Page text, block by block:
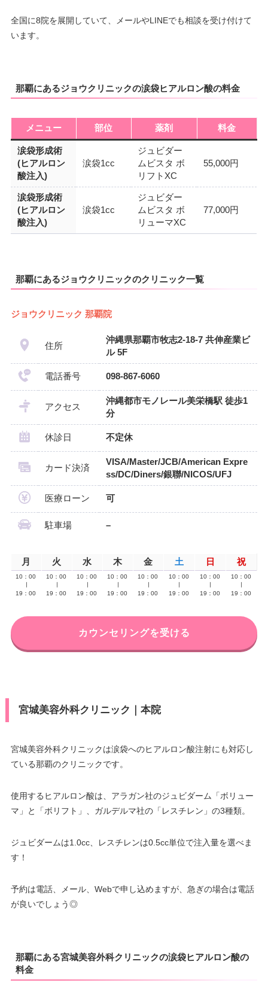
全国に8院を展開していて、メールやLINEでも相談を受け付けて
います。
那覇にあるジョウクリニックの涙袋ヒアルロン酸の料金
メニュー 部位 薬剤 料金
涙袋形成術
(ヒアルロン
酸注入)
涙袋1cc
ジュビダー
ムビスタ ボ
リフトXC
55,000円
涙袋形成術
(ヒアルロン
酸注入)
涙袋1cc
ジュビダー
ムビスタ ボ
リューマXC
77,000円
那覇にあるジョウクリニックのクリニック一覧
ジョウクリニック 那覇院
住所
沖縄県那覇市牧志2-18-7 共伸産業ビ
ル 5F
電話番号 098-867-6060
アクセス
沖縄都市モノレール美栄橋駅 徒歩1
分
休診日 不定休
カード決済
VISA/Master/JCB/American Expre
ss/DC/Diners/銀聯/NICOS/UFJ
医療ローン 可
駐車場 –
月 火 水 木 金 土 日 祝
10：00
19：00
10：00
19：00
10：00
19：00
10：00
19：00
10：00
19：00
10：00
19：00
10：00
19：00
10：00
19：00
カウンセリングを受ける
宮城美容外科クリニック｜本院
宮城美容外科クリニックは涙袋へのヒアルロン酸注射にも対応し
ている那覇のクリニックです。
使用するヒアルロン酸は、アラガン社のジュビダーム「ボリュー
マ」と「ボリフト」、ガルデルマ社の「レスチレン」の3種類。
ジュビダームは1.0cc、レスチレンは0.5cc単位で注入量を選べま
す！
予約は電話、メール、Webで申し込めますが、急ぎの場合は電話
が良いでしょう◎
那覇にある宮城美容外科クリニックの涙袋ヒアルロン酸の
料金